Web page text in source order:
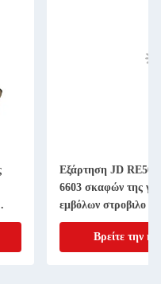
Εξάρτηση JD
6603 σκαφών της
εμβόλων στροβιλο
4045T 6068T
Βρείτε την